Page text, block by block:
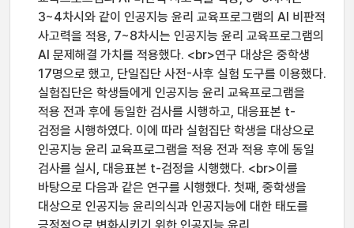
3~4차시와 같이 인공지능 윤리 교육프로그램의 AI 비판적
사고력을 적용, 7~8차시는 인공지능 윤리 교육프로그램의
AI 문제해결 가치를 적용했다. <br>연구 대상은 중학생
17명으로 했고, 단일집단 사전-사후 실험 도구를 이용했다.
실험집단은 학생들에게 인공지능 윤리 교육프로그램을
적용 전과 후에 동일한 검사를 시행하고, 대응표본 t-
검정을 시행하였다. 이에 따라 실험집단 학생을 대상으로
인공지능 윤리 교육프로그램을 적용 전과 적용 후에 동일
검사를 실시, 대응표본 t-검정을 시행했다. <br>이를
바탕으로 다음과 같은 연구를 시행했다. 첫째, 중학생을
대상으로 인공지능 윤리의식과 인공지능에 대한 태도를